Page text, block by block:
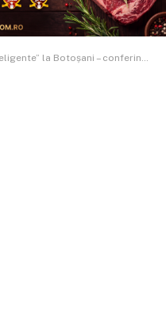
& CCIA cu strategii, finanțări și leadership pentru viitorul antreprenoriatului local